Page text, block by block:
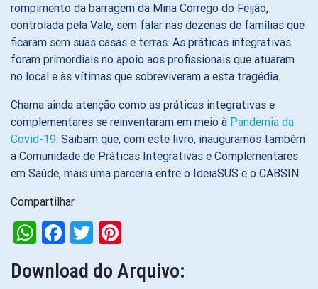
rompimento da barragem da Mina Córrego do Feijão,
controlada pela Vale, sem falar nas dezenas de famílias que
ficaram sem suas casas e terras. As práticas integrativas
foram primordiais no apoio aos profissionais que atuaram
no local e às vítimas que sobreviveram a esta tragédia.
Chama ainda atenção como as práticas integrativas e
complementares se reinventaram em meio à Pandemia da
Covid-19. Saibam que, com este livro, inauguramos também
a Comunidade de Práticas Integrativas e Complementares
em Saúde, mais uma parceria entre o IdeiaSUS e o CABSIN.
Compartilhar
WhatsApp
Facebook
Twitter
Download do Arquivo: